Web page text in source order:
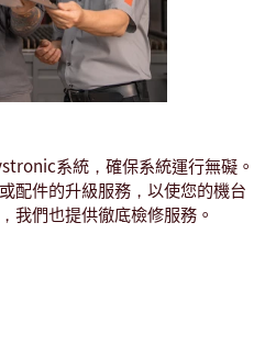
系統，確保系統運行無礙。
配件的升級服務，以使您的機台
我們也提供徹底檢修服務。